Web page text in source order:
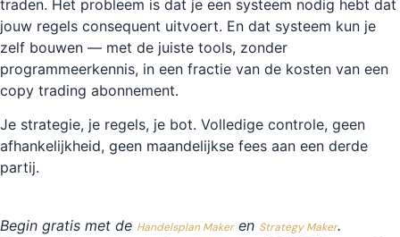
traden. Het probleem is dat je een systeem nodig hebt dat
jouw regels consequent uitvoert. En dat systeem kun je
zelf bouwen — met de juiste tools, zonder
programmeerkennis, in een fractie van de kosten van een
copy trading abonnement.
Je strategie, je regels, je bot. Volledige controle, geen
afhankelijkheid, geen maandelijkse fees aan een derde
partij.
Begin gratis met de Handelsplan Makeren Strategy Maker.